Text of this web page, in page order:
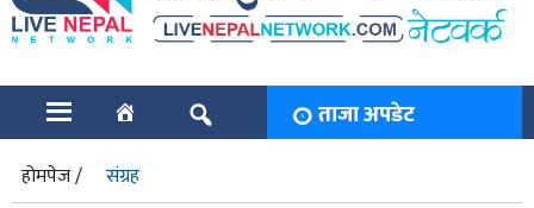
ताजा अपडेट
होमपेज / संग्रह